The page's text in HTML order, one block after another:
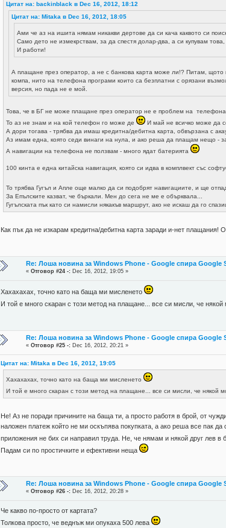
Цитат на: backinblack в Dec 16, 2012, 18:12
Цитат на: Mitaka в Dec 16, 2012, 18:05
Ами че аз на ишита нямам никакви дертове да си кача каквото си
Само дето не измекрствам, за да спестя долар-два, а си купувам
И работи!
А плащане през оператор, а не с банкова карта може ли!? Питам,
компа, нито на телефона програми които са безплатни с орязани
версия, но пада не е мой.
Това, че в БГ не може плащане през оператор не е проблем на
То аз не знам и на кой телефон го може де
И май не всичко може да
А дори тогава - трябва да имаш кредитна/дебитна карта, обвързана с
Аз имам една, която седи винаги на нула, и ако реша да плащам нещо -
А навигации на телефона не ползвам - много ядат батерията
100 кинта е една китайска навигация, която си идва в комплвект със
То трябва Гугъл и Апле още малко да си подобрят навигациите, и ще
За Епълските казват, че бъркали. Мен до сега не ме е обърквала...
Гугълската пък като си намисли някакъв маршрут, ако не искаш да го
Как пък да не изкарам кредитна/дебитна карта заради и-нет
Re: Лоша новина за Windows Phone - Google спира Google
«Отговор #24 -: Dec 16, 2012, 19:05 »
Хахахахах, точно като на баща ми мисленето
И той е много скаран с този метод на плащане... все си мисли, че
Re: Лоша новина за Windows Phone - Google спира Google
«Отговор #25 -: Dec 16, 2012, 20:21 »
Цитат на: Mitaka в Dec 16, 2012, 19:05
Хахахахах, точно като на баща ми мисленето
И той е много скаран с този метод на плащане... все си мисли, че някой
Не! Аз не поради причините на баща ти, а просто работя в брой, от
наложен платеж който не ми оскъпява покупката, а ако реша все пак
приложения не бих си направил труда. Не, че нямам и някой друг лев
Падам си по простичките и ефективни неща
Re: Лоша новина за Windows Phone - Google спира Google
«Отговор #26 -: Dec 16, 2012, 20:28 »
Че какво по-просто от картата?
Толкова просто, че веднъж ми опукаха 500 лева